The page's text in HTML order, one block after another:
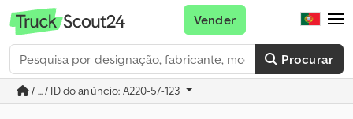
Procurar
Vender
/ ... / ID do anúncio: A220-57-123